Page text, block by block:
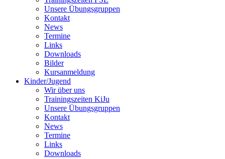
Unsere Übungsgruppen
Kontakt
News
Termine
Links
Downloads
Bilder
Kursanmeldung
Kinder/Jugend
Wir über uns
Trainingszeiten KiJu
Unsere Übungsgruppen
Kontakt
News
Termine
Links
Downloads